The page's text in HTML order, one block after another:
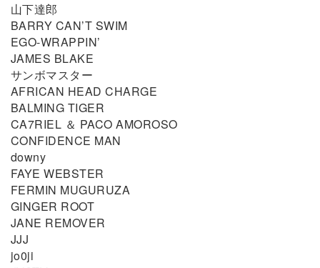
山下達郎
BARRY CAN’T SWIM
EGO-WRAPPIN’
JAMES BLAKE
サンボマスター
AFRICAN HEAD CHARGE
BALMING TIGER
CA7RIEL ＆ PACO AMOROSO
CONFIDENCE MAN
downy
FAYE WEBSTER
FERMIN MUGURUZA
GINGER ROOT
JANE REMOVER
JJJ
jo0ji